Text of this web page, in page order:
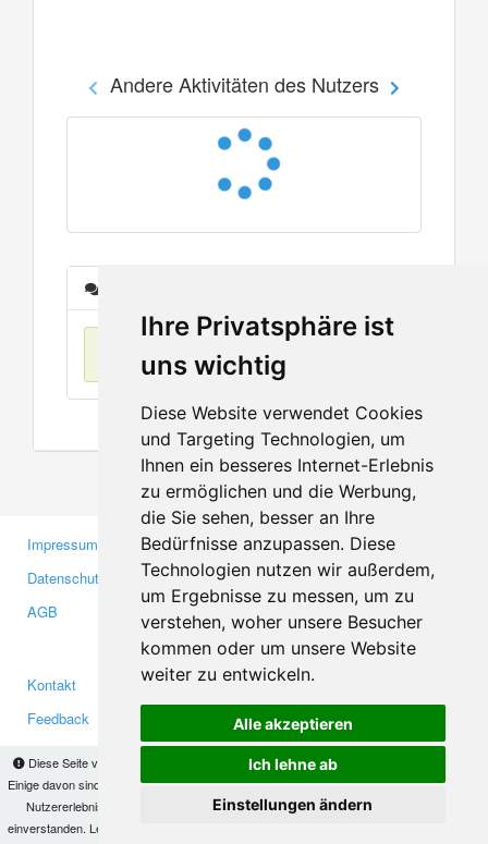
Ihre Privatsphäre ist
uns wichtig
Diese Website verwendet Cookies
und Targeting Technologien, um
Ihnen ein besseres Internet-Erlebnis
zu ermöglichen und die Werbung,
die Sie sehen, besser an Ihre
Bedürfnisse anzupassen. Diese
Technologien nutzen wir außerdem,
um Ergebnisse zu messen, um zu
verstehen, woher unsere Besucher
kommen oder um unsere Website
weiter zu entwickeln.
Alle akzeptieren
Ich lehne ab
Einstellungen ändern
Diese Seite verwendet Cookies, um Informationen auf Ihrem Computer zu speichern.
Einige davon sind notwendig, damit unsere Seite funktioniert, andere helfen uns dabei, das
Nutzererlebnis zu verbessern. Mit der Nutzung dieser Seite erklären Sie sich damit
einverstanden. Lesen Sie unsere
Andere Aktivitäten des Nutzers
Keine Einträge
Impressum
Datenschutzerklärung
AGB
Gewerbetreibende
Investoren
Medien
Kontakt
Feedback
Facebook
Twitter
YouTube
Google+